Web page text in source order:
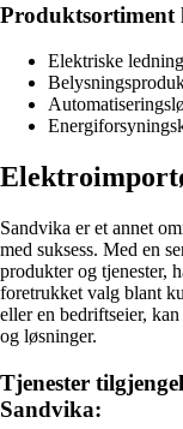
Produktsortiment
Elektriske
Sandvika er et annet
med suksess. Med en
produkter og tjenester,
foretrukket valg blant
eller en bedriftseier,
og løsninger.
Tjenester
Sandvika: